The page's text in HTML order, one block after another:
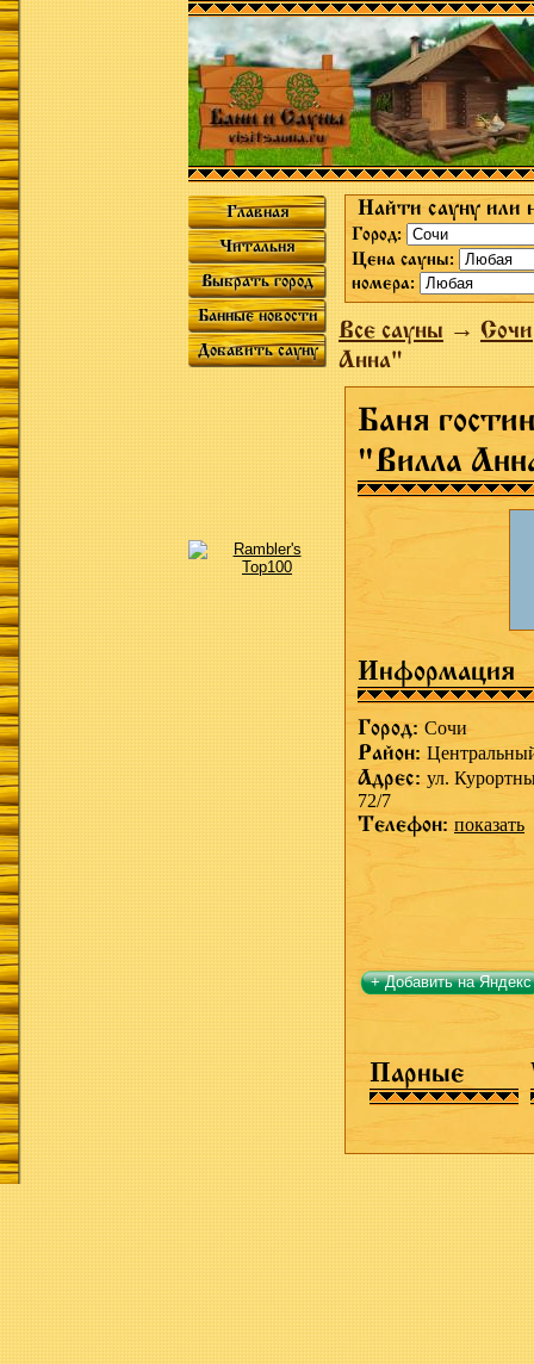
Главная
Читальня
Выбрать город
Банные новости
Добавить сауну
Найти сауну или
Город:
Цена сауны:
номера:
Все сауны→Сочи
Анна"
Баня
"Вилла
Информация
Город: Сочи
Район:
Адрес: ул.
72/7
Телефон: показать
+ Добавить на Яндекс
Парные